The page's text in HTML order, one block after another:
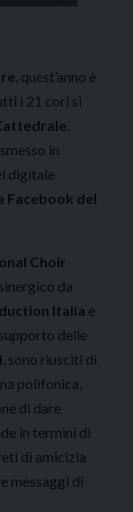
, quest’anno è
i 21 cori si
in
digitale
Facebook del
Choir
da
Italia e
supporto delle
, sono riusciti di
polifonica,
di dare
in termini di
di amicizia
messaggi di